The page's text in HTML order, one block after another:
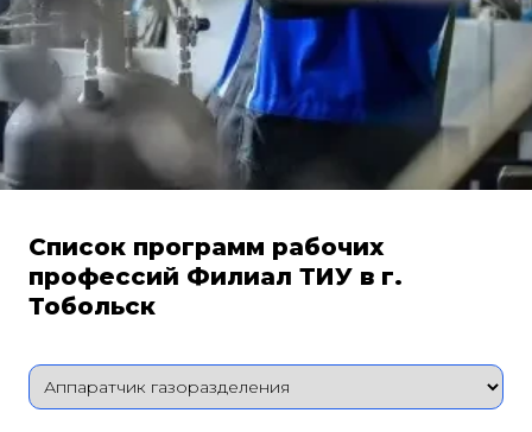
Список программ рабочих
профессий Филиал ТИУ в г.
Тобольск